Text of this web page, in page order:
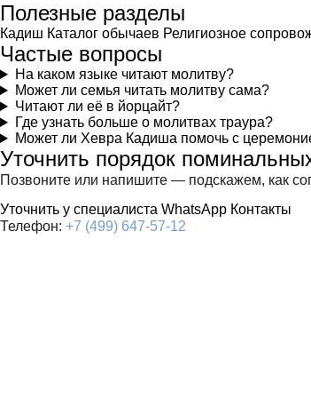
Полезные разделы
Кадиш Каталог обычаев Религиозное
Частые вопросы
На каком языке читают молитву?
Может ли семья читать молитву сама?
Читают ли её в йорцайт?
Где узнать больше о молитвах траура?
Может ли Хевра Кадиша помочь с
Уточнить порядок
Позвоните или напишите — подскажем, как
Уточнить у специалиста WhatsApp Контакты
Телефон: +7 (499) 647-57-12